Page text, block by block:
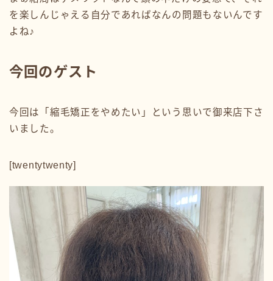
を楽しんじゃえる自分であればなんの問題もないんです
よね♪
今回のゲスト
今回は「縮毛矯正をやめたい」という思いで御来店下さ
いました。
[twentytwenty]